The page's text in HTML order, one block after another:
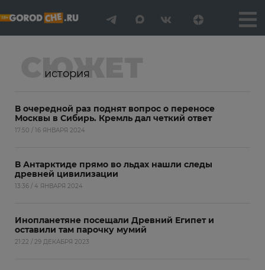
СЮЖЕТ
история
В очередной раз поднят вопрос о переносе
Москвы в Сибирь. Кремль дал четкий ответ
17:50 / 16 ЯНВАРЯ 2024
В Антарктиде прямо во льдах нашли следы
древней цивилизации
13:36 / 4 ЯНВАРЯ 2024
Инопланетяне посещали Древний Египет и
оставили там парочку мумий
21:22 / 29 ДЕКАБРЯ 2023